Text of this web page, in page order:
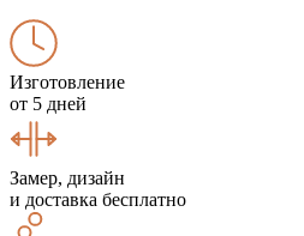
Изготовление
от 5 дней
Замер, дизайн
и доставка бесплатно